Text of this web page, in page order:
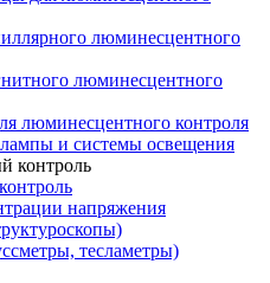
люминесцентного
люминесцентного
люминесцентного контроля
и системы освещения
напряжения
тесламетры)